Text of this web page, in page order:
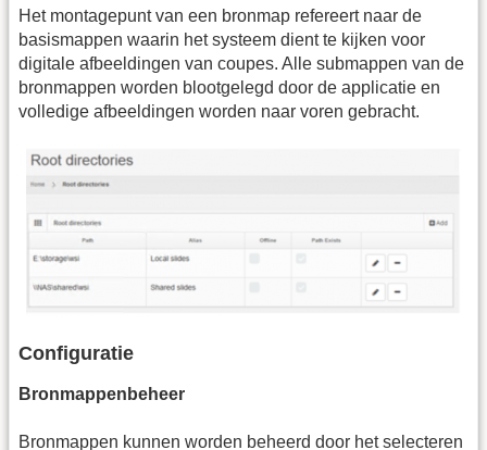
Het montagepunt van een bronmap refereert naar de
basismappen waarin het systeem dient te kijken voor
digitale afbeeldingen van coupes. Alle submappen van de
bronmappen worden blootgelegd door de applicatie en
volledige afbeeldingen worden naar voren gebracht.
Configuratie
Bronmappenbeheer
Bronmappen kunnen worden beheerd door het selecteren